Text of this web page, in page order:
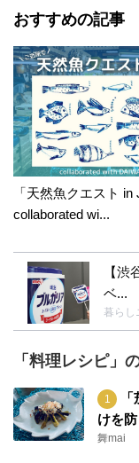
おすすめの記事
「天然魚クエスト in
collaborated wi...
【
ベ...
暮らし
「料理レシピ」
けを
舞mai